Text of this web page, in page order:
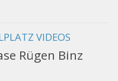
VIDEOS
Rügen Binz